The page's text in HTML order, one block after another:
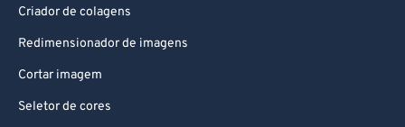
Criador de colagens
Redimensionador de imagens
Cortar imagem
Seletor de cores